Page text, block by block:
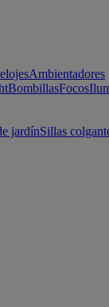
Ambientadores
BombillasFocos
jardínSillas